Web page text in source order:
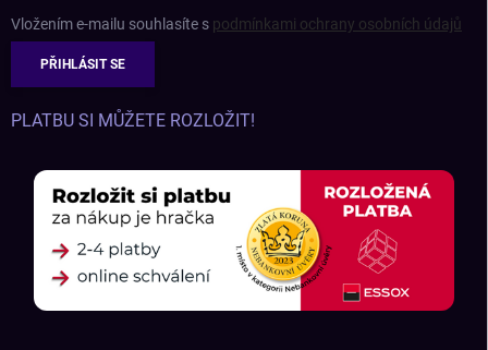
Vložením e-mailu souhlasíte s podmínkami ochrany osobních údajů
PŘIHLÁSIT SE
PLATBU SI MŮŽETE ROZLOŽIT!